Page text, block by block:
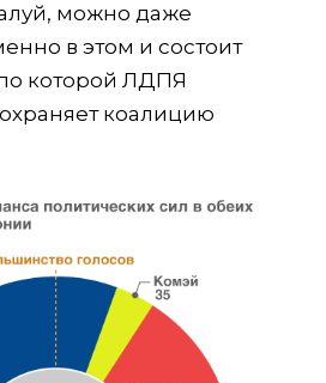
можно даже
в этом и состоит
которой ЛДПЯ
коалицию